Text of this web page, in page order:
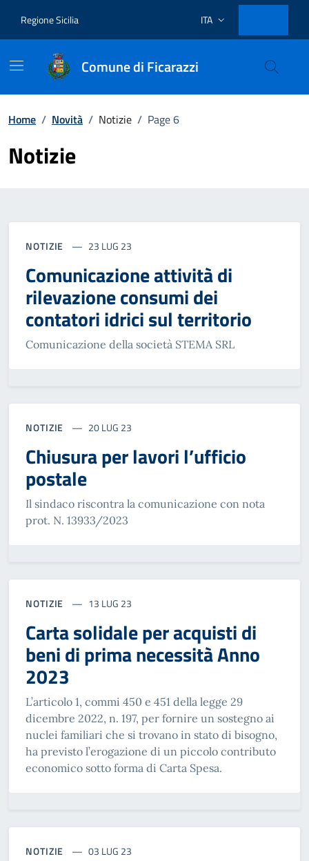
Regione Sicilia Lingua attiva:
ITA
Comune di Ficarazzi
Home / Novità / Notizie / Page 6
Notizie
NOTIZIE 23 LUG 23
Comunicazione attività di
rilevazione consumi dei
contatori idrici sul territorio
Comunicazione della società STEMA SRL
NOTIZIE 20 LUG 23
Chiusura per lavori l’ufficio
postale
Il sindaco riscontra la comunicazione con nota
prot. N. 13933/2023
NOTIZIE 13 LUG 23
Carta solidale per acquisti di
beni di prima necessità Anno
2023
L’articolo 1, commi 450 e 451 della legge 29
dicembre 2022, n. 197, per fornire un sostegno ai
nuclei familiari che si trovano in stato di bisogno,
ha previsto l’erogazione di un piccolo contributo
economico sotto forma di Carta Spesa.
NOTIZIE 03 LUG 23